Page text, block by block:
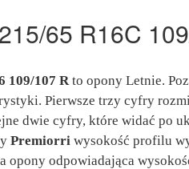
65 R16C
109/107 R to opony Letnie.
Pierwsze trzy cyfry
dwie cyfry, które widać
Premiorri wysokość profilu
opony odpowiadająca